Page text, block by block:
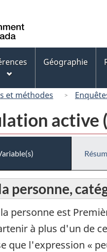
CanadaGéographie
et méthodes
active
personne,
personne est
à plus d'un de
que l'expression «